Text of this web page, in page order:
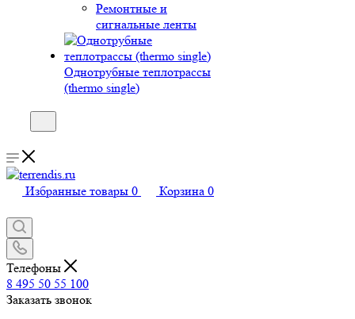
Ремонтные и
сигнальные ленты
Однотрубные теплотрассы
(thermo single)
Избранные товары 0 Корзина 0
Телефоны
8 495 50 55 100
Заказать звонок